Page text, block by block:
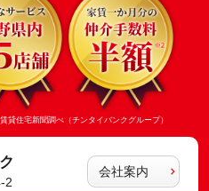
住宅新聞調べ（チンタイバンクグループ）
2
会社案内